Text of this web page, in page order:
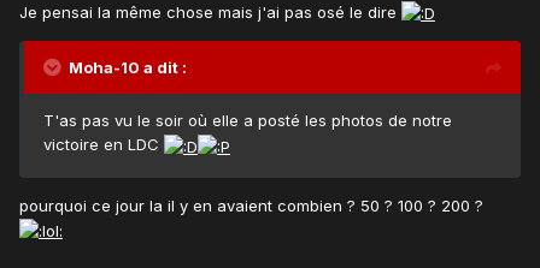
Je pensai la même chose mais j'ai pas osé le dire
Moha-10 a dit :
T'as pas vu le soir où elle a posté les photos de notre
victoire en LDC
pourquoi ce jour la il y en avaient combien ? 50 ? 100 ? 200 ?